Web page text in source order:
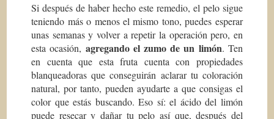
Si después de haber hecho este remedio, el pelo sigue
teniendo más o menos el mismo tono, puedes esperar
unas semanas y volver a repetir la operación pero, en
esta ocasión, agregando el zumo de un limón. Ten
en cuenta que esta fruta cuenta con propiedades
blanqueadoras que conseguirán aclarar tu coloración
natural, por tanto, pueden ayudarte a que consigas el
color que estás buscando. Eso sí: el ácido del limón
puede resecar y dañar tu pelo así que, después del